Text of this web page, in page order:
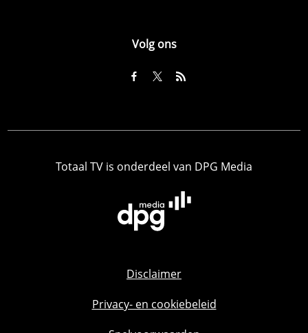
Volg ons
Totaal TV is onderdeel van DPG Media
Disclaimer
Privacy- en cookiebeleid